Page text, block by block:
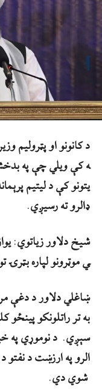
دکانونواوپټرولیم
هکېویليچېپه
یتونوکېدلیتیم
ډالروتهرسیږي.
شیخدلاورزیاتوي:
يموټرونولپارهبټرۍ
ښاغليدلاورددغې
بهترراتلونکوپینځو
سېږي. دنوموړيپه
الروپهارزښتدنفتود
شويدي.